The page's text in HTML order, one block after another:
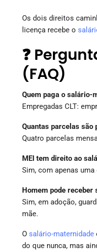
Os dois direitos
licença recebe o
❓
(FAQ)
Quem paga o salário-
Empregadas CLT:
Quantas parcelas são
Quatro parcelas
MEI tem direito ao
Sim, com apenas
Homem pode receber
Sim, em adoção,
mãe.
O salário-maternidade
do que nunca, mas